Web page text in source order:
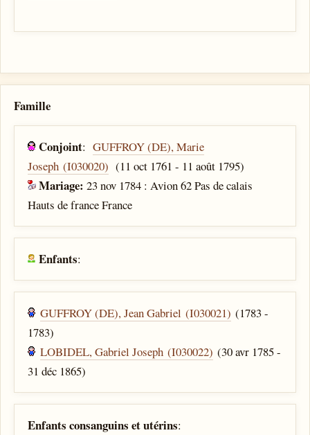
Famille
Conjoint:GUFFROY (DE), Marie
Joseph (I030020) (11 oct 1761 - 11 août 1795)
Mariage:23 nov 1784 : Avion 62 Pas de calais
Hauts de france France
Enfants:
GUFFROY (DE), Jean Gabriel (I030021) (1783 -
1783)
LOBIDEL, Gabriel Joseph (I030022) (30 avr 1785 -
31 déc 1865)
Enfants consanguins et utérins: